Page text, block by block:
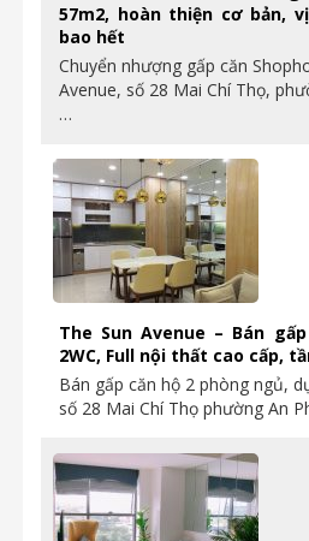
57m2, hoàn thiện cơ bản,
bao hết
Chuyển nhượng gấp căn
Avenue, số 28 Mai Chí Thọ,
…
The Sun Avenue – Bán
2WC, Full nội thất cao cấp,
Bán gấp căn hộ 2 phòng ngủ,
số 28 Mai Chí Thọ phường An